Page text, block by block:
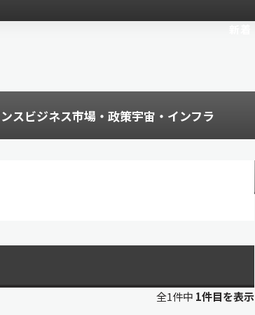
スビジネス市場・政策宇宙・インフラ
全1件中 1件目を表示